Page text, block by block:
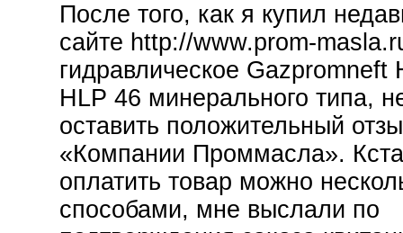
После того, как я купил
сайте http://www.prom-
гидравлическое Gazpromneft
HLP 46 минерального типа,
оставить положительный
«Компании Проммасла».
оплатить товар можно
способами, мне выслали по